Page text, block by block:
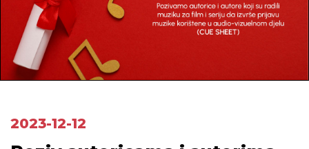
2023-12-12